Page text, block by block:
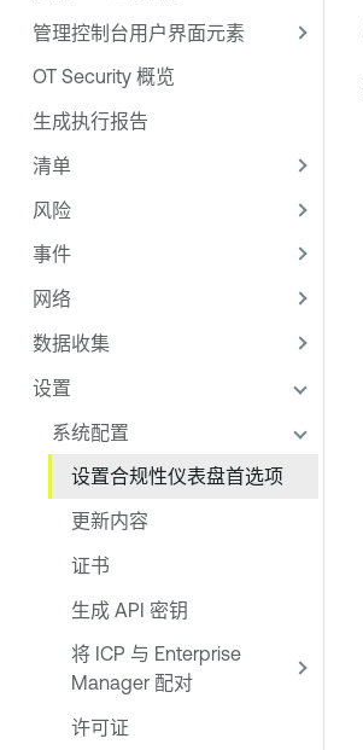
管理控制台用户界面元素
OT Security 概览
生成执行报告
清单
风险
事件
网络
数据收集
设置
系统配置
设置合规性仪表盘首选项
更新内容
证书
生成 API 密钥
将 ICP 与 Enterprise
Manager 配对
许可证